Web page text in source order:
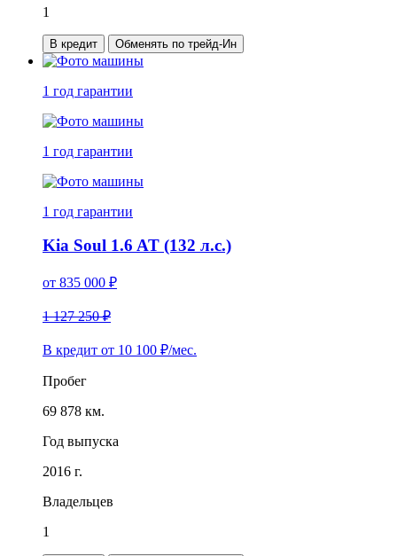
1
В кредит Обменять по трейд-Ин
1 год гарантии
1 год гарантии
1 год гарантии
Kia Soul 1.6 AT (132 л.с.)
от 835 000 ₽
1 127 250 ₽
В кредит от 10 100 ₽/мес.
Пробег
69 878 км.
Год выпуска
2016 г.
Владельцев
1